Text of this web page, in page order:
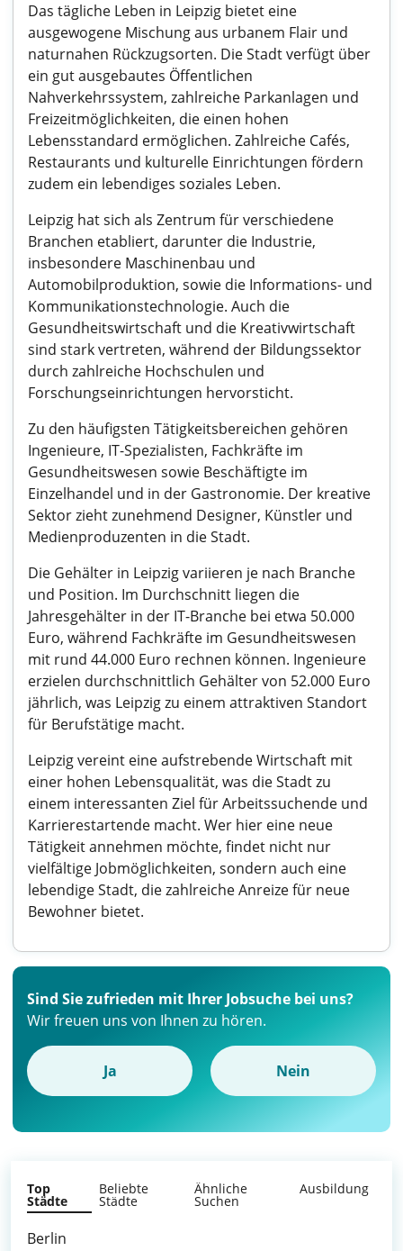
Das tägliche Leben in Leipzig bietet eine
ausgewogene Mischung aus urbanem Flair und
naturnahen Rückzugsorten. Die Stadt verfügt über
ein gut ausgebautes Öffentlichen
Nahverkehrssystem, zahlreiche Parkanlagen und
Freizeitmöglichkeiten, die einen hohen
Lebensstandard ermöglichen. Zahlreiche Cafés,
Restaurants und kulturelle Einrichtungen fördern
zudem ein lebendiges soziales Leben.
Leipzig hat sich als Zentrum für verschiedene
Branchen etabliert, darunter die Industrie,
insbesondere Maschinenbau und
Automobilproduktion, sowie die Informations- und
Kommunikationstechnologie. Auch die
Gesundheitswirtschaft und die Kreativwirtschaft
sind stark vertreten, während der Bildungssektor
durch zahlreiche Hochschulen und
Forschungseinrichtungen hervorsticht.
Zu den häufigsten Tätigkeitsbereichen gehören
Ingenieure, IT-Spezialisten, Fachkräfte im
Gesundheitswesen sowie Beschäftigte im
Einzelhandel und in der Gastronomie. Der kreative
Sektor zieht zunehmend Designer, Künstler und
Medienproduzenten in die Stadt.
Die Gehälter in Leipzig variieren je nach Branche
und Position. Im Durchschnitt liegen die
Jahresgehälter in der IT-Branche bei etwa 50.000
Euro, während Fachkräfte im Gesundheitswesen
mit rund 44.000 Euro rechnen können. Ingenieure
erzielen durchschnittlich Gehälter von 52.000 Euro
jährlich, was Leipzig zu einem attraktiven Standort
für Berufstätige macht.
Leipzig vereint eine aufstrebende Wirtschaft mit
einer hohen Lebensqualität, was die Stadt zu
einem interessanten Ziel für Arbeitssuchende und
Karrierestartende macht. Wer hier eine neue
Tätigkeit annehmen möchte, findet nicht nur
vielfältige Jobmöglichkeiten, sondern auch eine
lebendige Stadt, die zahlreiche Anreize für neue
Bewohner bietet.
Sind Sie zufrieden mit Ihrer Jobsuche bei uns?
Wir freuen uns von Ihnen zu hören.
Ja Nein
Top
Städte
Beliebte
Städte
Ähnliche
Suchen
Ausbildung
Berlin